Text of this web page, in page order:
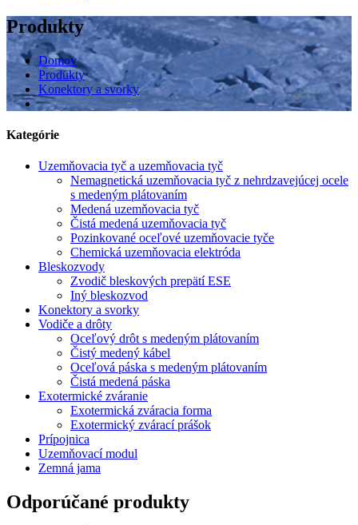
Produkty
Domov
Produkty
Konektory a svorky
Kategórie
Uzemňovacia tyč a uzemňovacia tyč
Nemagnetická uzemňovacia tyč z nehrdzavejúcej ocele
s medeným plátovaním
Medená uzemňovacia tyč
Čistá medená uzemňovacia tyč
Pozinkované oceľové uzemňovacie tyče
Chemická uzemňovacia elektróda
Bleskozvody
Zvodič bleskových prepätí ESE
Iný bleskozvod
Konektory a svorky
Vodiče a drôty
Oceľový drôt s medeným plátovaním
Čistý medený kábel
Oceľová páska s medeným plátovaním
Čistá medená páska
Exotermické zváranie
Exotermická zváracia forma
Exotermický zvárací prášok
Prípojnica
Uzemňovací modul
Zemná jama
Odporúčané produkty